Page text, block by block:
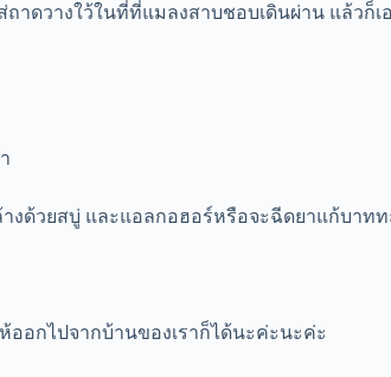
ดวางใว้ในที่ที่แมลงสาบชอบเดินผ่าน แล้วก็
งด้วยสบู่ และแอลกอฮอร์หรือจะฉีดยาแก้บาท
อกไปจากบ้านของเราก็ได้นะค่ะนะค่ะ